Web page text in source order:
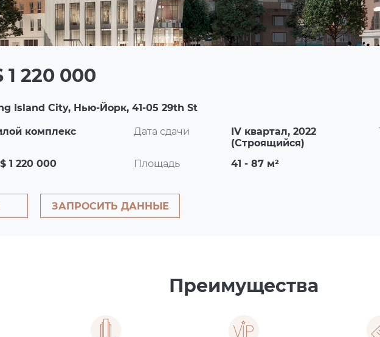
1 220 000
Island City, Нью-Йорк, 41-05 29th St
комплекс Дата сдачи
IV квартал, 2022
(Строящийся)
1 220 000 Площадь 41 - 87 м²
ЗАПРОСИТЬ ДАННЫЕ
Преимущества